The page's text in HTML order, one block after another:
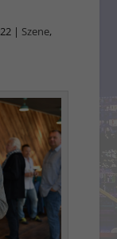
| Szene,